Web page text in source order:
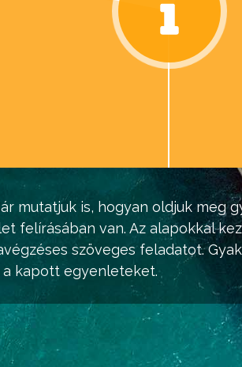
mutatjuk is, hogyan oldjuk meg
felírásában van. Az alapokkal
szöveges feladatot.
kapott egyenleteket.